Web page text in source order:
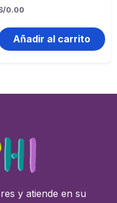
0.00
Añadir al carrito
y atiende en su